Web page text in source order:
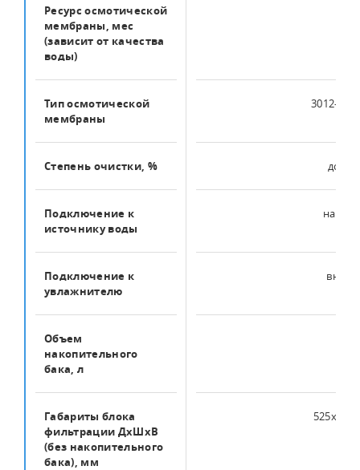
Ресурс осмотической
мембраны, мес
(зависит от качества
воды)
Тип осмотической
мембраны
3012-400
Степень очистки, % до
Подключение к
источнику воды
нар.
Подключение к
увлажнителю
вн. 1/
Объем
накопительного
бака, л
Габариты блока
фильтрации ДхШхВ
(без накопительного
бака), мм